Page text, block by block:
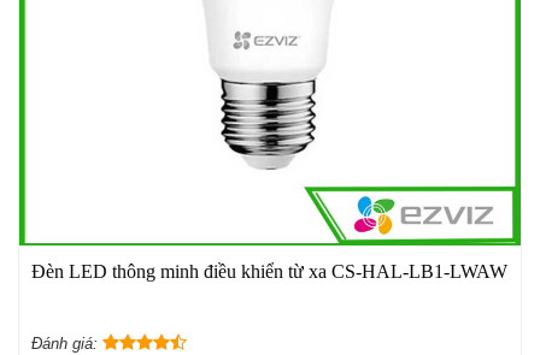
Đèn LED thông minh điều khiển từ xa CS-HAL-LB1-LWAW
Đánh giá: